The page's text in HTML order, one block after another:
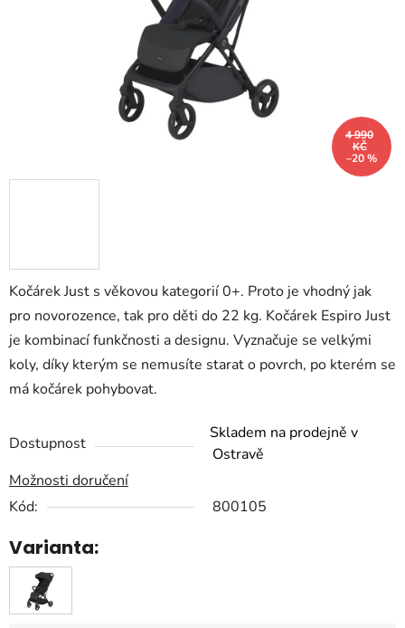
Kočárek Just s věkovou kategorií 0+. Proto je vhodný jak
pro novorozence, tak pro děti do 22 kg. Kočárek Espiro Just
je kombinací funkčnosti a designu. Vyznačuje se velkými
koly, díky kterým se nemusíte starat o povrch, po kterém se
má kočárek pohybovat.
Dostupnost
Skladem na prodejně v
Ostravě
Možnosti doručení
Kód:
800105
Varianta:
4 990
KČ
–20 %